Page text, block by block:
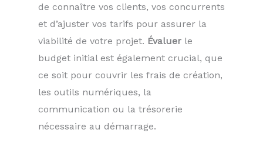
de connaître vos clients, vos concurrents
et d’ajuster vos tarifs pour assurer la
viabilité de votre projet. Évaluer le
budget initial est également crucial, que
ce soit pour couvrir les frais de création,
les outils numériques, la
communication ou la trésorerie
nécessaire au démarrage.